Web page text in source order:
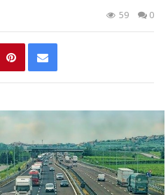
59 0